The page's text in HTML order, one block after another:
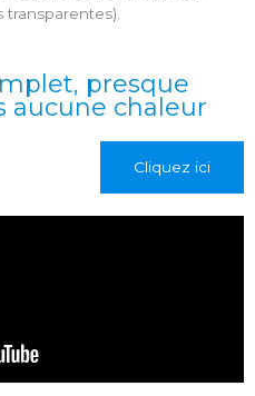
presque
aucune chaleur
Cliquez ici